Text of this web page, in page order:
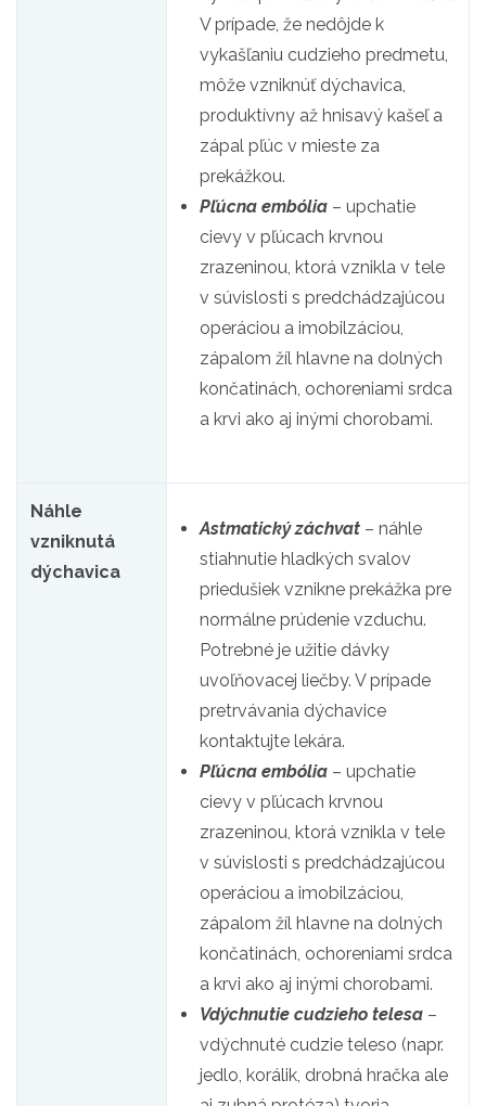
V prípade, že nedôjde k
vykašľaniu cudzieho predmetu,
môže vzniknúť dýchavica,
produktívny až hnisavý kašeľ a
zápal pľúc v mieste za
prekážkou.
Pľúcna embólia – upchatie
cievy v pľúcach krvnou
zrazeninou, ktorá vznikla v tele
v súvislosti s predchádzajúcou
operáciou a imobilzáciou,
zápalom žíl hlavne na dolných
končatinách, ochoreniami srdca
a krvi ako aj inými chorobami.
Náhle
vzniknutá
dýchavica
Astmatický záchvat – náhle
stiahnutie hladkých svalov
priedušiek vznikne prekážka pre
normálne prúdenie vzduchu.
Potrebné je užitie dávky
uvoľňovacej liečby. V prípade
pretrvávania dýchavice
kontaktujte lekára.
Pľúcna embólia – upchatie
cievy v pľúcach krvnou
zrazeninou, ktorá vznikla v tele
v súvislosti s predchádzajúcou
operáciou a imobilzáciou,
zápalom žíl hlavne na dolných
končatinách, ochoreniami srdca
a krvi ako aj inými chorobami.
Vdýchnutie cudzieho telesa –
vdýchnuté cudzie teleso (napr.
jedlo, korálik, drobná hračka ale